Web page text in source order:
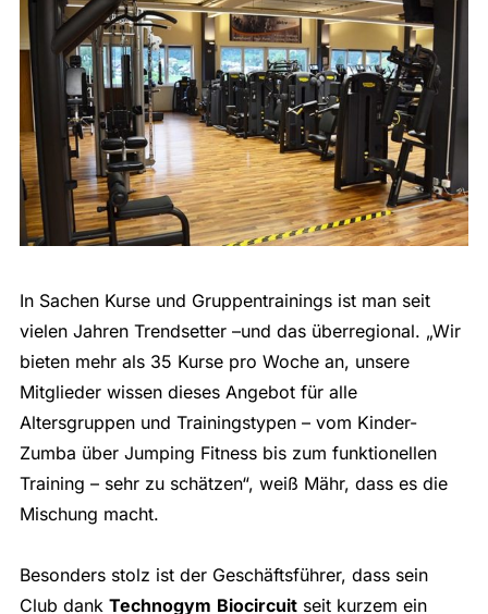
In Sachen Kurse und Gruppentrainings ist man seit
vielen Jahren Trendsetter –und das überregional. „Wir
bieten mehr als 35 Kurse pro Woche an, unsere
Mitglieder wissen dieses Angebot für alle
Altersgruppen und Trainingstypen – vom Kinder-
Zumba über Jumping Fitness bis zum funktionellen
Training – sehr zu schätzen“, weiß Mähr, dass es die
Mischung macht.
Besonders stolz ist der Geschäftsführer, dass sein
Club dank Technogym Biocircuitseit kurzem ein